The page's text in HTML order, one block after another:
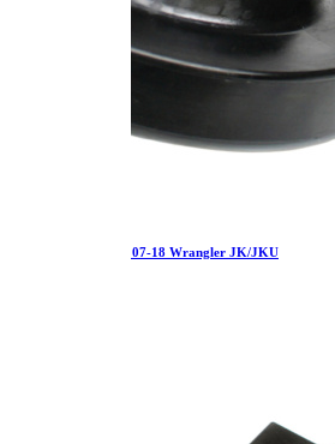
Spring Spacer Each 07-18 Wrangler JK/JKU